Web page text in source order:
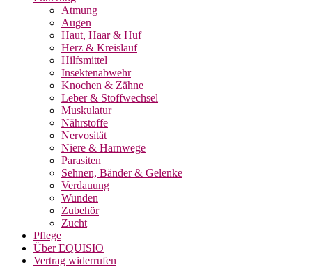
Atmung
Augen
Haut, Haar & Huf
Herz & Kreislauf
Hilfsmittel
Insektenabwehr
Knochen & Zähne
Leber & Stoffwechsel
Muskulatur
Nährstoffe
Nervosität
Niere & Harnwege
Parasiten
Sehnen, Bänder & Gelenke
Verdauung
Wunden
Zubehör
Zucht
Pflege
Über EQUISIO
Vertrag widerrufen